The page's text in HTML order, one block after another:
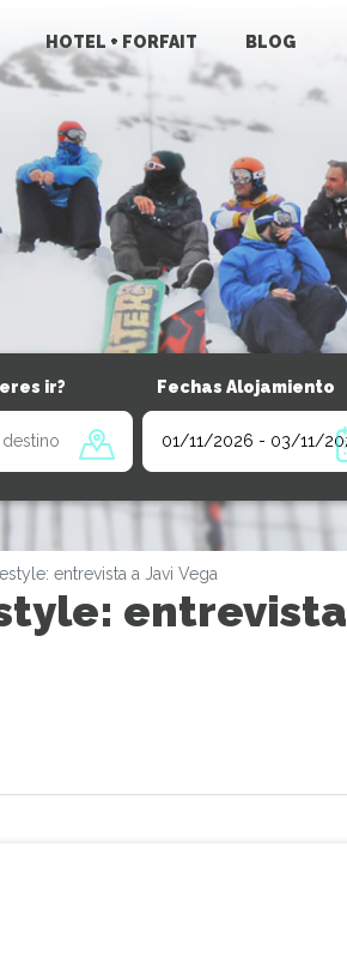
HOTEL + FORFAIT BLOG
ir? Fechas Alojamiento
entrevista a Javi Vega
entrevista